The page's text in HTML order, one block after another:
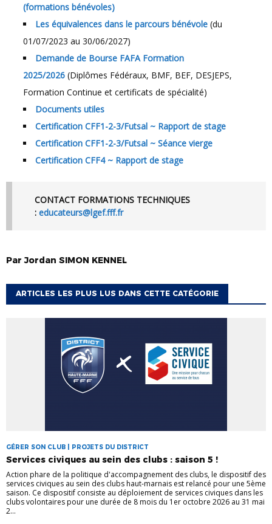
(formations bénévoles)
Les équivalences dans le parcours bénévole (du
01/07/2023 au 30/06/2027)
Demande de Bourse FAFA Formation
2025/2026 (Diplômes Fédéraux, BMF, BEF, DESJEPS,
Formation Continue et certificats de spécialité)
Documents utiles
Certification CFF1-2-3/Futsal ~ Rapport de stage
Certification CFF1-2-3/Futsal ~ Séance vierge
Certification CFF4 ~ Rapport de stage
CONTACT FORMATIONS TECHNIQUES
: educateurs@lgef.fff.fr
ParJordan SIMON KENNEL
ARTICLES LES PLUS LUS DANS CETTE CATÉGORIE
GÉRER SON CLUB | PROJETS DU DISTRICT
Services civiques au sein des clubs : saison 5 !
Action phare de la politique d'accompagnement des clubs, le dispositif des
services civiques au sein des clubs haut-marnais est relancé pour une 5ème
saison. Ce dispositif consiste au déploiement de services civiques dans les
clubs volontaires pour une durée de 8 mois du 1er octobre 2026 au 31 mai
2...